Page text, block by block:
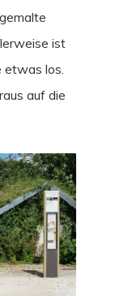
ist
los.
auf die